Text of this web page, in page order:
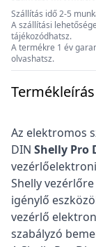
Szállítás idő 2-5
A szállítási
tájékozódhatsz.
A termékre 1 év
olvashatsz.
Termékleírás
Az elektromos
DIN Shelly Pro
Shelly
igénylő
vezérlő
szabályzó